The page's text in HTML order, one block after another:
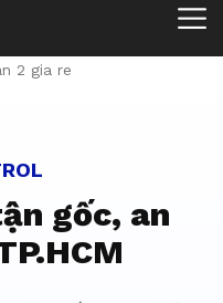
2 gia re
gốc, an